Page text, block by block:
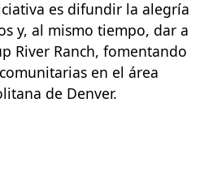
es difundir la alegría
y, al mismo tiempo, dar a
River Ranch, fomentando
en el área
de Denver.